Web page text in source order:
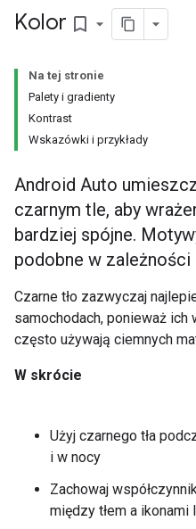
Kolor bookmark_border
Na tej stronie
Palety i gradienty
Kontrast
Wskazówki i przykłady
Android Auto
czarnym tle, aby
bardziej spójne.
podobne w zależności
Czarne tło zazwyczaj
samochodach, ponieważ
często używają ciemnych
W skrócie
Użyj czarnego tła
i w nocy
Zachowaj
między tłem a ikonami